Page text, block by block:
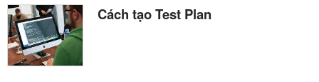
Cách tạo Test Plan